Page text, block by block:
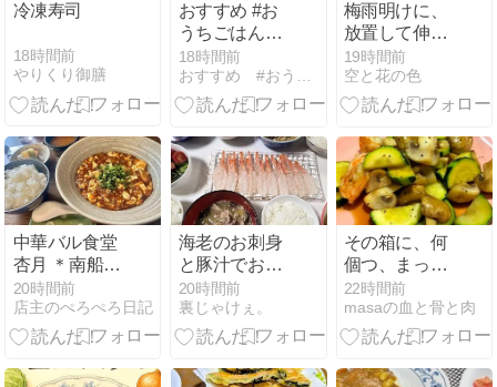
冷凍寿司
18時間前
やりくり御膳
おすすめ #お
うちごはんブ
ログ「和風ペ
ペロンチーノ
スパゲッティ
ースハムキャ
ベツタマネギ
海苔」
18時間前
梅雨明けに、
放置して伸び
すぎたアジサ
イを強剪定し
ました
19時間前
空と花の色
中華バル食堂
杏月 ＊南船場
の中華バル
20時間前
店主のぺろぺろ日記
海老のお刺身
と豚汁でおう
ちごはん♪
20時間前
裏じゃけぇ。
その箱に、何
個つ、まって
いるの？
22時間前
masaの血と骨と肉